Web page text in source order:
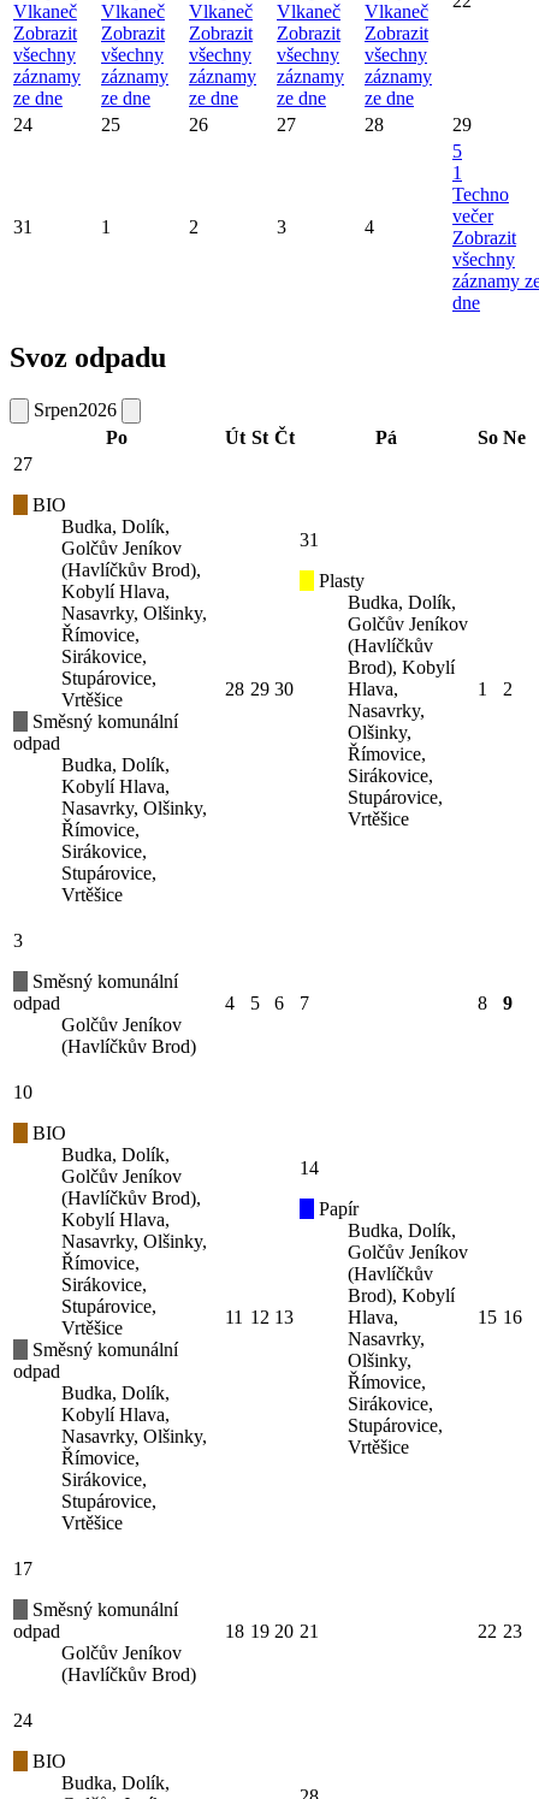
Vlkaneč
Zobrazit
všechny
záznamy
ze dne
Vlkaneč
Zobrazit
všechny
záznamy
ze dne
Vlkaneč
Zobrazit
všechny
záznamy
ze dne
Vlkaneč
Zobrazit
všechny
záznamy
ze dne
Vlkaneč
Zobrazit
všechny
záznamy
ze dne
24 25 26 27 28 29
31 1 2 3 4
5
1
Techno
večer
Zobrazit
všechny
záznamy
dne
Svoz odpadu
Srpen2026
Po
Út St Čt Pá So Ne
27
BIO
Budka, Dolík,
Golčův Jeníkov
(Havlíčkův Brod),
Kobylí Hlava,
Nasavrky, Olšinky,
Římovice,
Sirákovice,
Stupárovice,
Vrtěšice
Směsný komunální
odpad
Budka, Dolík,
Kobylí Hlava,
Nasavrky, Olšinky,
Římovice,
Sirákovice,
Stupárovice,
Vrtěšice
28 29 30
31
Plasty
Budka, Dolík,
Golčův Jeníkov
(Havlíčkův
Brod), Kobylí
Hlava,
Nasavrky,
Olšinky,
Římovice,
Sirákovice,
Stupárovice,
Vrtěšice
1 2
3
Směsný komunální
odpad
Golčův Jeníkov
(Havlíčkův Brod)
4 5 6 7 8 9
10
BIO
Budka, Dolík,
Golčův Jeníkov
(Havlíčkův Brod),
Kobylí Hlava,
Nasavrky, Olšinky,
Římovice,
Sirákovice,
Stupárovice,
Vrtěšice
Směsný komunální
odpad
Budka, Dolík,
Kobylí Hlava,
Nasavrky, Olšinky,
Římovice,
Sirákovice,
Stupárovice,
Vrtěšice
11 12 13
14
Papír
Budka, Dolík,
Golčův Jeníkov
(Havlíčkův
Brod), Kobylí
Hlava,
Nasavrky,
Olšinky,
Římovice,
Sirákovice,
Stupárovice,
Vrtěšice
15 16
17
Směsný komunální
odpad
Golčův Jeníkov
(Havlíčkův Brod)
18 19 20 21 22 23
24
BIO
Budka, Dolík,